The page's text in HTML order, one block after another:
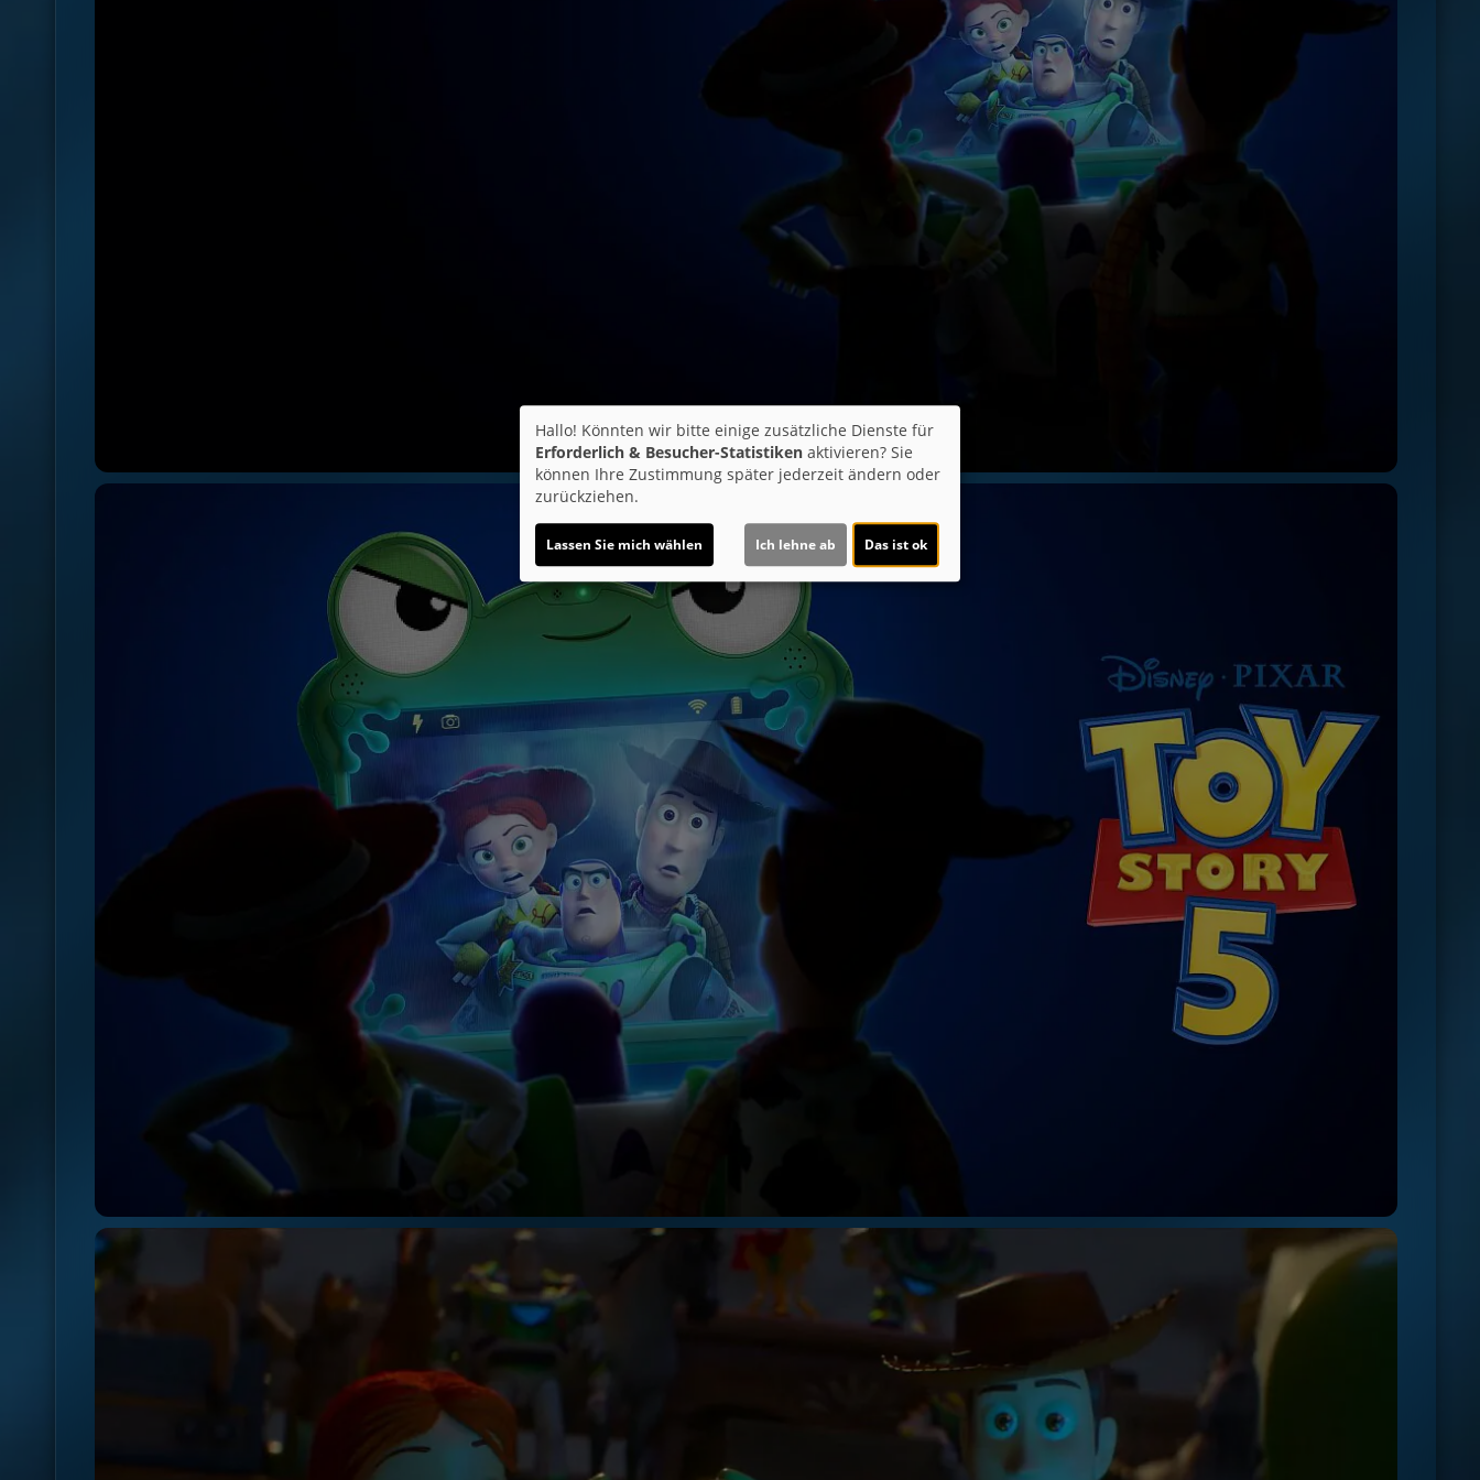
Hallo! Könnten wir bitte einige zusätzliche Dienste für
Erforderlich & Besucher-Statistiken aktivieren? Sie
können Ihre Zustimmung später jederzeit ändern oder
zurückziehen.
Lassen Sie mich wählen Ich lehne ab Das ist ok